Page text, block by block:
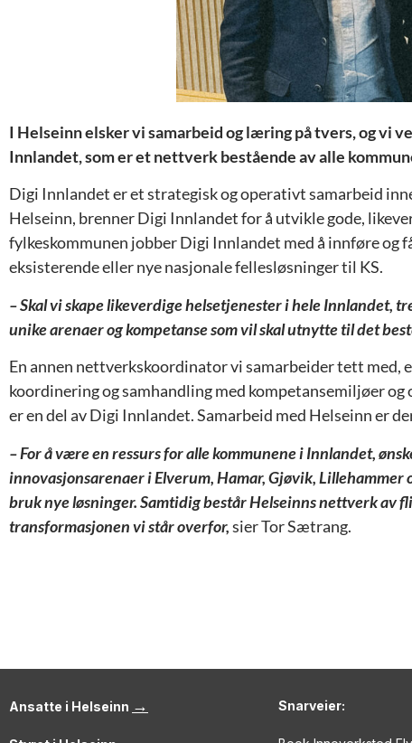
I Helseinn elsker vi samarbeid og læring på tvers, og vi
Innlandet, som er et nettverk bestående av alle
Digi Innlandet er et strategisk og operativt samarbeid
Helseinn, brenner Digi Innlandet for å utvikle gode,
fylkeskommunen jobber Digi Innlandet med å innføre og
eksisterende eller nye nasjonale fellesløsninger til KS.
– Skal vi skape likeverdige helsetjenester i hele Innlandet,
unike arenaer og kompetanse som vil skal utnytte til det
En annen nettverkskoordinator vi samarbeider tett
koordinering og samhandling med kompetansemiljøer
er en del av Digi Innlandet. Samarbeid med Helseinn er
– For å være en ressurs for alle kommunene i Innlandet,
innovasjonsarenaer i Elverum, Hamar, Gjøvik,
bruk nye løsninger. Samtidig består Helseinns nettverk av
transformasjonen vi står overfor,sier Tor Sætrang.
Ansatte i Helseinn → Snarveier: